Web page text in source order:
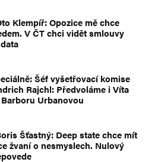
Klempíř: Opozice mě chce
V ČT chci vidět smlouvy
Šéf vyšetřovací komise
Rajchl: Předvoláme i Víta
Barboru Urbanovou
Šťastný: Deep state chce mít
žvaní o nesmyslech. Nulový